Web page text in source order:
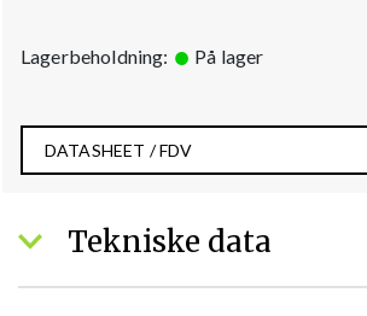
Lagerbeholdning: På lager
DATASHEET / FDV
Tekniske data